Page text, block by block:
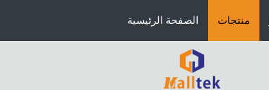
الصفحة الرئيسية منتجات